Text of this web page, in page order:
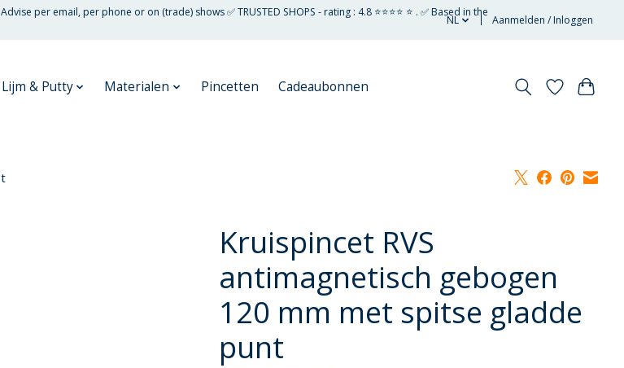
per email, per phone or on (trade) shows ✅ TRUSTED SHOPS - rating : 4.8 ⭐⭐⭐⭐ ⭐ . ✅ Based in the
NL Aanmelden / Inloggen
Lijm & Putty Materialen Pincetten Cadeaubonnen
Kruispincet RVS
antimagnetisch gebogen
120 mm met spitse gladde
punt